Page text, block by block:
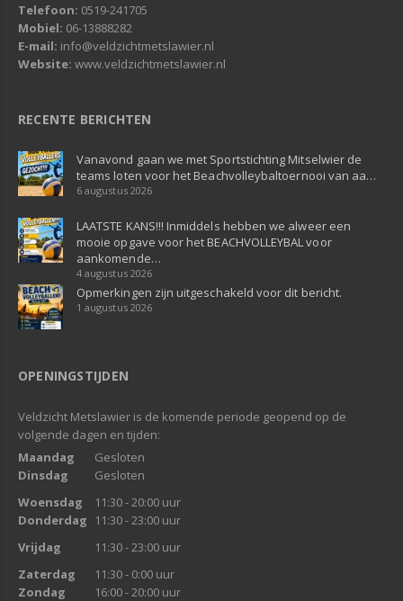
Telefoon: 0519-241705
Mobiel: 06-13888282
E-mail: info@veldzichtmetslawier.nl
Website: www.veldzichtmetslawier.nl
RECENTE BERICHTEN
Vanavond gaan we met Sportstichting Mitselwier de
teams loten voor het Beachvolleybaltoernooi van aa…
6 augustus 2026
LAATSTE KANS!!! Inmiddels hebben we alweer een
mooie opgave voor het BEACHVOLLEYBAL voor
aankomende…
4 augustus 2026
Opmerkingen zijn uitgeschakeld voor dit bericht.
1 augustus 2026
OPENINGSTIJDEN
Veldzicht Metslawier is de komende periode geopend op de
volgende dagen en tijden:
Maandag
Gesloten
Dinsdag
Gesloten
Woensdag
11:30 - 20:00 uur
Donderdag
11:30 - 23:00 uur
Vrijdag
11:30 - 23:00 uur
Zaterdag
11:30 - 0:00 uur
Zondag
16:00 - 20:00 uur